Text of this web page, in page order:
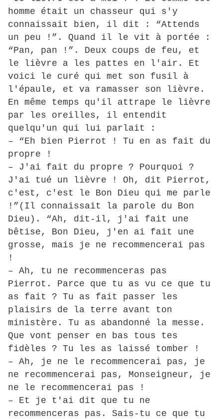
homme était un chasseur qui s'y
connaissait bien, il dit : “Attends
un peu !”. Quand il le vit à portée :
“Pan, pan !”. Deux coups de feu, et
le lièvre a les pattes en l'air. Et
voici le curé qui met son fusil à
l'épaule, et va ramasser son lièvre.
En même temps qu'il attrape le lièvre
par les oreilles, il entendit
quelqu'un qui lui parlait :
– “Eh bien Pierrot ! Tu en as fait du
propre !
– J'ai fait du propre ? Pourquoi ?
J'ai tué un lièvre ! Oh, dit Pierrot,
c'est, c'est le Bon Dieu qui me parle
!”(Il connaissait la parole du Bon
Dieu). “Ah, dit-il, j'ai fait une
bêtise, Bon Dieu, j'en ai fait une
grosse, mais je ne recommencerai pas
!
– Ah, tu ne recommenceras pas
Pierrot. Parce que tu as vu ce que tu
as fait ? Tu as fait passer les
plaisirs de la terre avant ton
ministère. Tu as abandonné la messe.
Que vont penser en bas tous tes
fidèles ? Tu les as laissé tomber !
– Ah, je ne le recommencerai pas, je
ne recommencerai pas, Monseigneur, je
ne le recommencerai pas !
– Et je t'ai dit que tu ne
recommenceras pas. Sais-tu ce que tu